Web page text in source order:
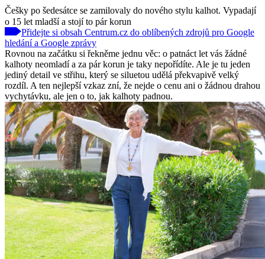
Češky po šedesátce se zamilovaly do nového stylu kalhot. Vypadají
o 15 let mladší a stojí to pár korun
Přidejte si obsah Centrum.cz do oblíbených zdrojů pro Google
hledání a Google zprávy
Rovnou na začátku si řekněme jednu věc: o patnáct let vás žádné
kalhoty neomladí a za pár korun je taky nepořídíte. Ale je tu jeden
jediný detail ve střihu, který se siluetou udělá překvapivě velký
rozdíl. A ten nejlepší vzkaz zní, že nejde o cenu ani o žádnou drahou
vychytávku, ale jen o to, jak kalhoty padnou.